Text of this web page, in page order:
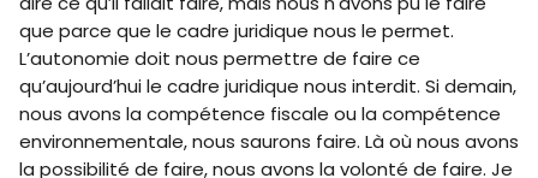
que parce que le cadre juridique nous le permet.
L’autonomie doit nous permettre de faire ce
qu’aujourd’hui le cadre juridique nous interdit. Si demain,
nous avons la compétence fiscale ou la compétence
environnementale, nous saurons faire. Là où nous avons
la possibilité de faire, nous avons la volonté de faire. Je